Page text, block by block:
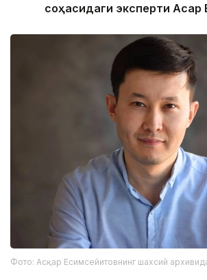
соҳасидаги эксперти
Фото: Асқар Есимсейитовнинг шахсий